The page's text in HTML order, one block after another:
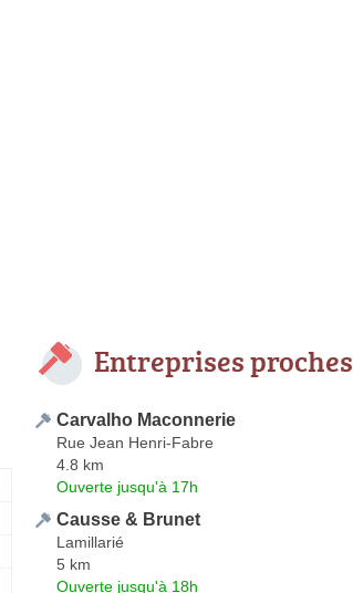
Entreprises proches
Carvalho Maconnerie
Rue Jean Henri-Fabre
4.8 km
Ouverte jusqu'à 17h
Causse & Brunet
Lamillarié
5 km
Ouverte jusqu'à 18h